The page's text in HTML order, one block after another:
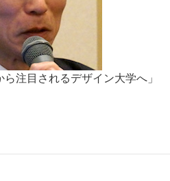
注目されるデザイン大学へ」